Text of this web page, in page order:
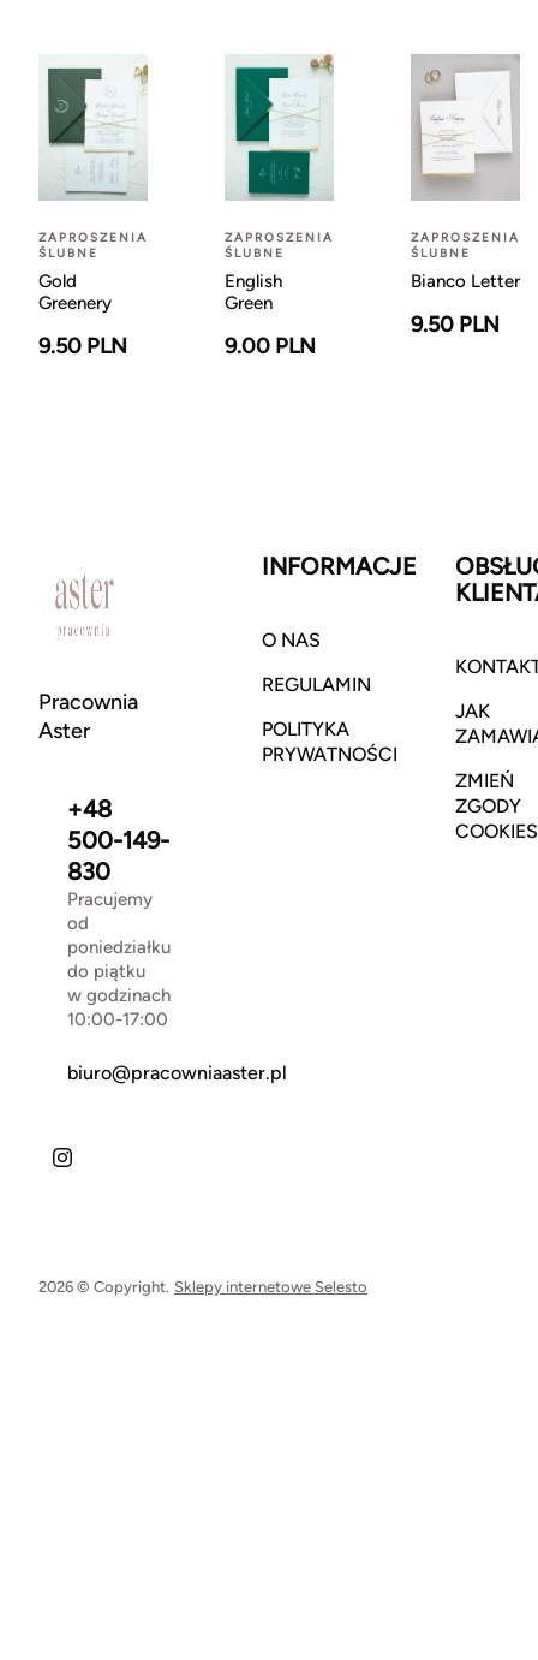
ZAPROSZENIA
ŚLUBNE
Gold
Greenery
9.50 PLN
ZAPROSZENIA
ŚLUBNE
English
Green
9.00 PLN
ZAPROSZENIA
ŚLUBNE
Bianco Letter
9.50 PLN
Pracownia
Aster
+48
500-149-
830
Pracujemy
od
poniedziałku
do piątku
w godzinach
10:00-17:00
biuro@pracowniaaster.pl
INFORMACJE
O NAS
REGULAMIN
POLITYKA
PRYWATNOŚCI
JAK
ZMIEŃ
ZGODY
COOKIES
2026 © Copyright. Sklepy internetowe Selesto